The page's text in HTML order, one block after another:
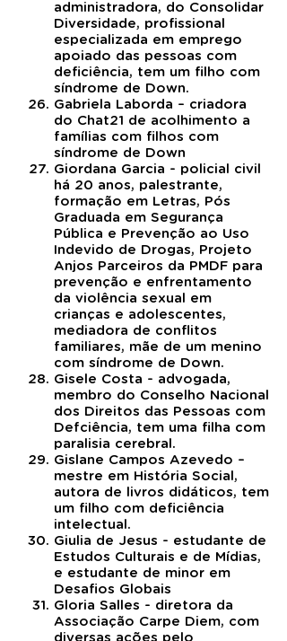
administradora, do Consolidar
Diversidade, profissional
especializada em emprego
apoiado das pessoas com
deficiência, tem um filho com
síndrome de Down.
Gabriela Laborda – criadora
do Chat21 de acolhimento a
famílias com filhos com
síndrome de Down
Giordana Garcia - policial civil
há 20 anos, palestrante,
formação em Letras, Pós
Graduada em Segurança
Pública e Prevenção ao Uso
Indevido de Drogas, Projeto
Anjos Parceiros da PMDF para
prevenção e enfrentamento
da violência sexual em
crianças e adolescentes,
mediadora de conflitos
familiares, mãe de um menino
com síndrome de Down.
Gisele Costa - advogada,
membro do Conselho Nacional
dos Direitos das Pessoas com
Defciência, tem uma filha com
paralisia cerebral.
Gislane Campos Azevedo –
mestre em História Social,
autora de livros didáticos, tem
um filho com deficiência
intelectual.
Giulia de Jesus - estudante de
Estudos Culturais e de Mídias,
e estudante de minor em
Desafios Globais
Gloria Salles - diretora da
Associação Carpe Diem, com
diversas ações pelo